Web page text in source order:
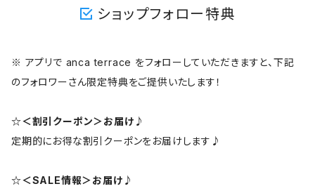
ショップフォロー特典
※ アプリで anca terrace をフォローしていただきますと、下記
のフォロワーさん限定特典をご提供いたします！
☆＜割引クーポン＞お届け♪
定期的にお得な割引クーポンをお届けします♪
☆＜SALE情報＞お届け♪